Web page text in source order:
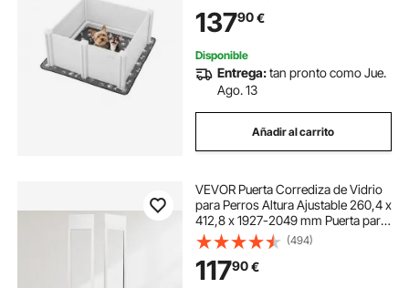
Ideal para Cachorros de Interior,
Blanco
13790€
Disponible
Entrega:tan pronto como Jue.
Ago. 13
Añadir al carrito
VEVOR Puerta Corrediza de Vidrio
para Perros Altura Ajustable 260,4 x
412,8 x 1927-2049 mm Puerta para
Perros de Vidrio Templado con
Estructura de Bisagra, Solapa y
Cerradura para Perros Medianos
(494)
11790€